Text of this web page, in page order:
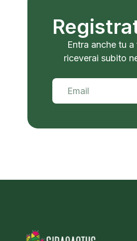
Entra anche tu
riceverai subito